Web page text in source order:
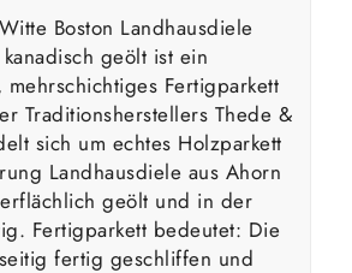
Boston Landhausdiele
geölt ist ein
mehrschichtiges Fertigparkett
Traditionsherstellers Thede &
sich um echtes Holzparkett
Landhausdiele aus Ahorn
geölt und in der
Fertigparkett bedeutet: Die
fertig geschliffen und